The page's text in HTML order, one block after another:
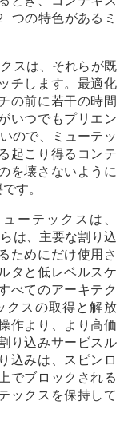
つの特色があるミ
スは、それらが既
チします。最適化
の前に若干の時間
いつでもプリエン
ので、ミューテッ
起こり得るコンテ
を壊さないように
す。
ーテックスは、
は、主要な割り込
ためにだけ使用さ
タと低レベルスケ
べてのアーキテク
クスの取得と解放
作より、より高価
り込みサービスル
込みは、スピンロ
でブロックされる
ックスを保持して